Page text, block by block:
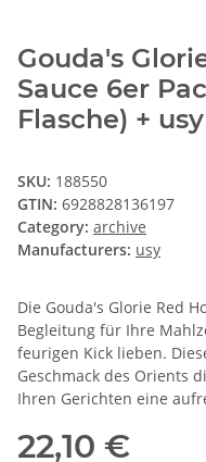
Gouda's
Sauce 6er
Flasche) +
SKU: 188550
GTIN: 6928828136197
Category: archive
Manufacturers: usy
Die Gouda's Glorie Red
Begleitung für Ihre
feurigen Kick lieben.
Geschmack des Orients
Ihren Gerichten eine
22,10 €